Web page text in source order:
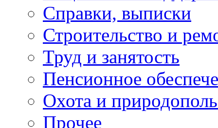
Справки, выписки
Строительство и
Труд и занятость
Пенсионное
Охота и
Прочее